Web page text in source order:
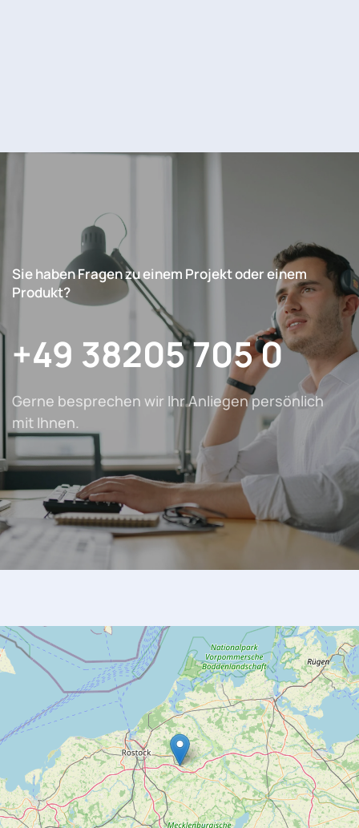
Sie haben Fragen zu einem Projekt oder einem
Produkt?
+49 38205 705 0
Gerne besprechen wir Ihr Anliegen persönlich
mit Ihnen.